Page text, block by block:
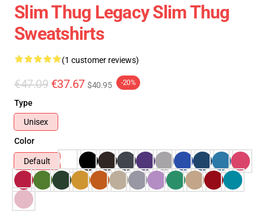
Slim Thug Legacy Slim Thug
Sweatshirts
(1 customer reviews)
€47.09 €37.67 $40.95 -20%
Type
Unisex
Color
Default